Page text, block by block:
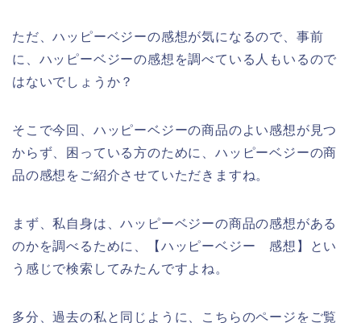
ただ、ハッピーベジーの感想が気になるので、事前
に、ハッピーベジーの感想を調べている人もいるので
はないでしょうか？
そこで今回、ハッピーベジーの商品のよい感想が見つ
からず、困っている方のために、ハッピーベジーの商
品の感想をご紹介させていただきますね。
まず、私自身は、ハッピーベジーの商品の感想がある
のかを調べるために、【ハッピーベジー 感想】とい
う感じで検索してみたんですよね。
多分、過去の私と同じように、こちらのページをご覧